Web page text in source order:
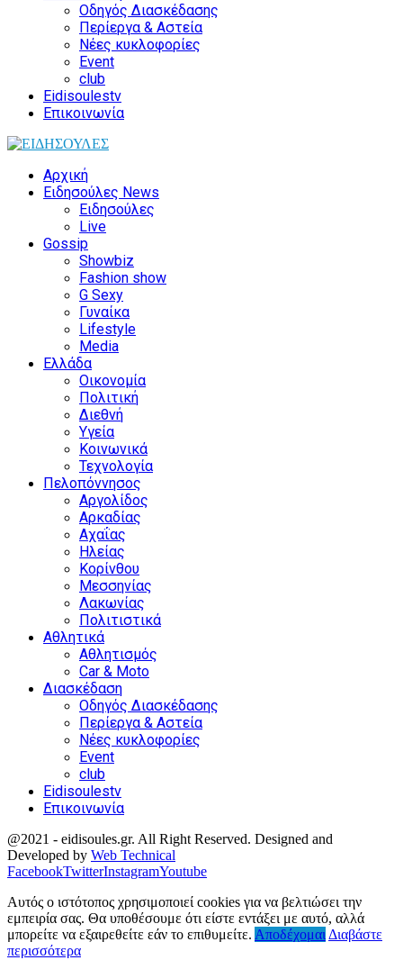
Οδηγός Διασκέδασης
Περίεργα & Αστεία
Νέες κυκλοφορίες
Event
club
Eidisoulestv
Επικοινωνία
Αρχική
Ειδησούλες News
Ειδησούλες
Live
Gossip
Showbiz
Fashion show
G Sexy
Γυναίκα
Lifestyle
Media
Ελλάδα
Οικονομία
Πολιτική
Διεθνή
Υγεία
Κοινωνικά
Τεχνολογία
Πελοπόννησος
Αργολίδος
Αρκαδίας
Αχαΐας
Ηλείας
Κορίνθου
Μεσσηνίας
Λακωνίας
Πολιτιστικά
Αθλητικά
Αθλητισμός
Car & Moto
Διασκέδαση
Οδηγός Διασκέδασης
Περίεργα & Αστεία
Νέες κυκλοφορίες
Event
club
Eidisoulestv
Επικοινωνία
@2021 - eidisoules.gr. All Right Reserved. Designed and
Developed by Web Technical
FacebookTwitterInstagramYoutube
Αυτός ο ιστότοπος χρησιμοποιεί cookies για να βελτιώσει την
εμπειρία σας. Θα υποθέσουμε ότι είστε εντάξει με αυτό, αλλά
μπορείτε να εξαιρεθείτε εάν το επιθυμείτε. Αποδέχομαι Διαβάστε
περισσότερα